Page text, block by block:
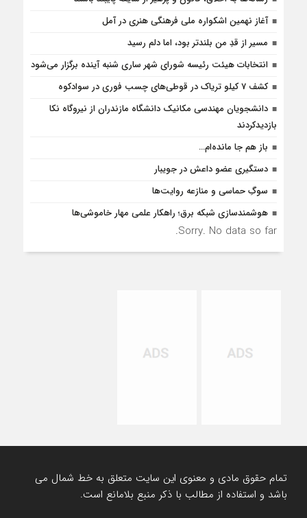
آغاز نهمین اشکواره ملی فرهنگی هنری در آمل
مسیر از قدِ من بلندتر بود، اما دلم رسید
انتخابات هیئت رئیسه شورای شهر ساری شنبه آینده برگزار می‌شود
کشف 7 کیلو تریاک در قوطی‌‌های چسب فوری در سوادکوه
دانشجویان مهندسی مکانیک دانشگاه مازندران از نيروگاه نکا
بازديدكردند
باز هم جا مانده‌ام…
دستگیری عضو داعش در جویبار
سوگِ حماسی و منازعه روایت‌ها
هوشمندسازی شبکه برق؛ راهکار علمی مهار خاموشی‌ها
Sorry. No data so far.
تمام حقوق مادی و معنوی این سایت متعلق به خط شمال می
باشد و استفاده از مطالب با ذکر منبع بلامانع است.